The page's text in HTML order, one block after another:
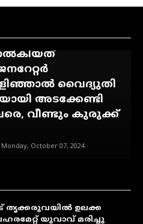
കെ.എസ്.ഇ.ബി
സെക്ഷൻ
വൈദ്യുതി
അടക്കേണ്ടി
വീണ്ടും കുരുക്ക്
Monday, October 07, 2024
തൃക്കരുവയിൽ ഉലക്ക
യുവാവ് മരിച്ചു